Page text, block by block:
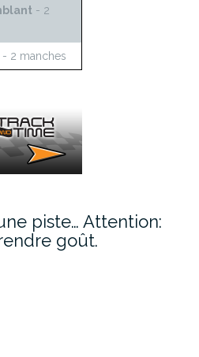
- 2
- 2 manches
piste… Attention:
goût.